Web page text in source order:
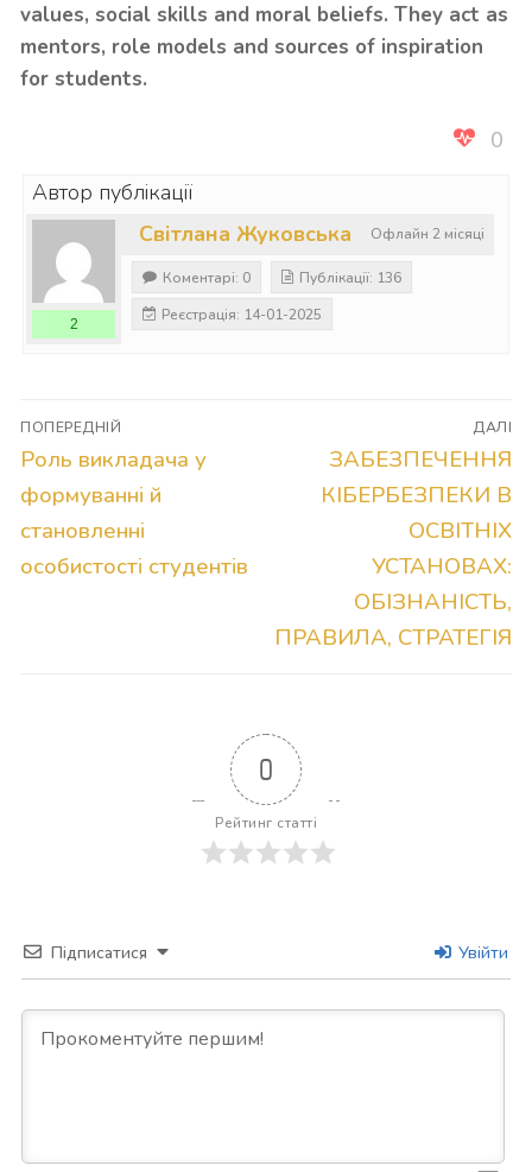
values, social skills and moral beliefs. They act as
mentors, role models and sources of inspiration
for students.
0
Автор публікації
Офлайн 2 місяці
Світлана Жуковська
2
Коментарі: 0
Публікації: 136
Реєстрація: 14-01-2025
Навігація
записів
ПОПЕРЕДНІЙ
Попередній
запис:
Роль викладача у
формуванні й
становленні
особистості студентів
ДАЛІ
Наступний
запис:
ЗАБЕЗПЕЧЕННЯ
КІБЕРБЕЗПЕКИ В
ОСВІТНІХ
УСТАНОВАХ:
ОБІЗНАНІСТЬ,
ПРАВИЛА, СТРАТЕГІЯ
0
Рейтинг статті
Підписатися Увійти